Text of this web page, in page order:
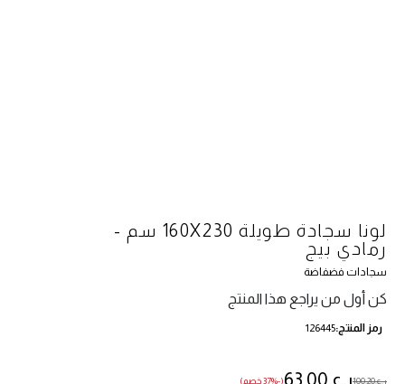
لونا سجادة طويلة 160X230 سم -
رمادي بيج
سجادات فضفاضة
كن أول من يراجع هذا المنتج
رمز المنتج 126445
ر.ع.‏63.00 (-37% خصم) ر.ع.‏100.20